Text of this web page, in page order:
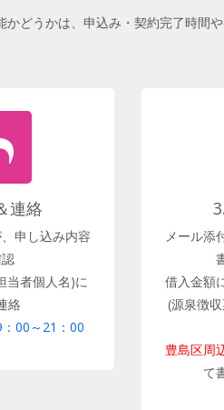
どうかは、申込み・契約完了時間や
連絡
申し込み内容
当者個人名)に
絡
00～21：00
メール添
借入金額
(源泉徴
豊島区周
て